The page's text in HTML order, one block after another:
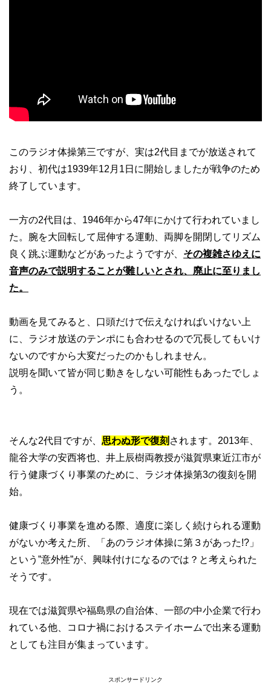
このラジオ体操第三ですが、実は2代目までが放送されて
おり、初代は1939年12月1日に開始しましたが戦争のため
終了しています。
一方の2代目は、1946年から47年にかけて行われていまし
た。腕を大回転して屈伸する運動、両脚を開閉してリズム
良く跳ぶ運動などがあったようですが、 その複雑さゆえに
音声のみで説明することが難しいとされ、廃止に至りまし
た。
動画を見てみると、口頭だけで伝えなければいけない上
に、ラジオ放送のテンポにも合わせるので冗長してもいけ
ないのですから大変だったのかもしれません。
説明を聞いて皆が同じ動きをしない可能性もあったでしょ
う。
そんな2代目ですが、 思わぬ形で復刻 されます。2013年、
龍谷大学の安西将也、井上辰樹両教授が滋賀県東近江市が
行う健康づくり事業のために、ラジオ体操第3の復刻を開
始。
健康づくり事業を進める際、適度に楽しく続けられる運動
がないか考えた所、「あのラジオ体操に第３があった!?」
という”意外性”が、興味付けになるのでは？と考えられた
そうです。
現在では滋賀県や福島県の自治体、一部の中小企業で行わ
れている他、コロナ禍におけるステイホームで出来る運動
としても注目が集まっています。
スポンサードリンク